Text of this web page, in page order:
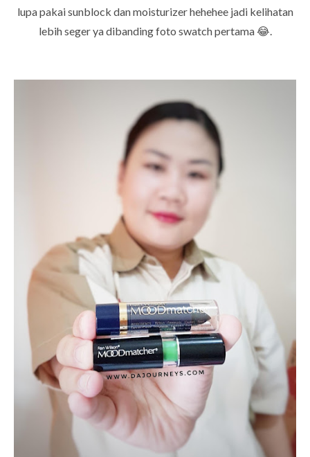
lupa pakai sunblock dan moisturizer hehehee jadi kelihatan
lebih seger ya dibanding foto swatch pertama 😂.